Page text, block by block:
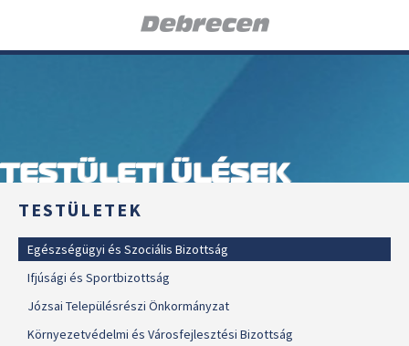
TESTÜLETI ÜLÉSEK
TESTÜLETEK
Egészségügyi és Szociális Bizottság
Ifjúsági és Sportbizottság
Józsai Településrészi Önkormányzat
Környezetvédelmi és Városfejlesztési Bizottság